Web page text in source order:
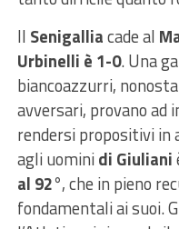
Il Senigalliacade al
Urbinelli è 1-0. Una
biancoazzurri,
avversari, provano ad
rendersi propositivi in
agli uominidi Giuliani
al 92°, che in pieno
fondamentali ai suoi.